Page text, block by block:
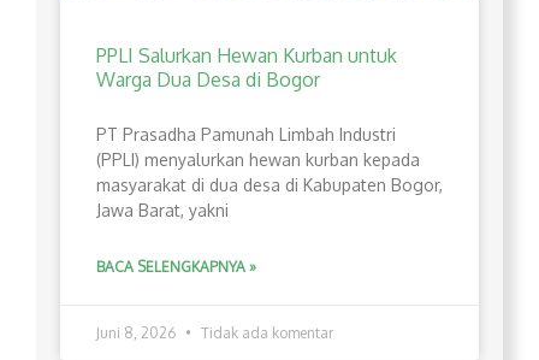
PPLI Salurkan Hewan Kurban untuk
Warga Dua Desa di Bogor
PT Prasadha Pamunah Limbah Industri
(PPLI) menyalurkan hewan kurban kepada
masyarakat di dua desa di Kabupaten Bogor,
Jawa Barat, yakni
BACA SELENGKAPNYA »
Juni 8, 2026 Tidak ada komentar